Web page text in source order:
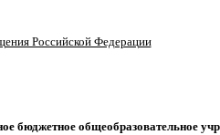
Российской Федерации
бюджетное общеобразовательное